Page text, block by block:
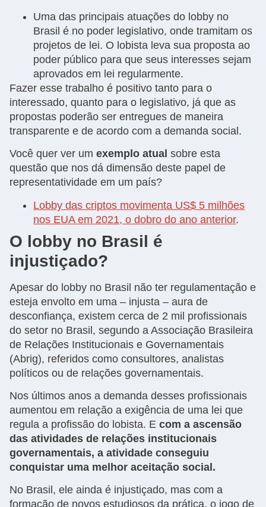
Uma das principais atuações do lobby no
Brasil é no poder legislativo, onde tramitam os
projetos de lei. O lobista leva sua proposta ao
poder público para que seus interesses sejam
aprovados em lei regularmente.
Fazer esse trabalho é positivo tanto para o
interessado, quanto para o legislativo, já que as
propostas poderão ser entregues de maneira
transparente e de acordo com a demanda social.
Você quer ver um exemplo atual sobre esta
questão que nos dá dimensão deste papel de
representatividade em um país?
Lobby das criptos movimenta US$ 5 milhões
nos EUA em 2021, o dobro do ano anterior.
O lobby no Brasil é
injustiçado?
Apesar do lobby no Brasil não ter regulamentação e
esteja envolto em uma – injusta – aura de
desconfiança, existem cerca de 2 mil profissionais
do setor no Brasil, segundo a Associação Brasileira
de Relações Institucionais e Governamentais
(Abrig), referidos como consultores, analistas
políticos ou de relações governamentais.
Nos últimos anos a demanda desses profissionais
aumentou em relação a exigência de uma lei que
regula a profissão do lobista. E com a ascensão
das atividades de relações institucionais
governamentais, a atividade conseguiu
conquistar uma melhor aceitação social.
No Brasil, ele ainda é injustiçado, mas com a
formação de novos estudiosos da prática, o jogo de